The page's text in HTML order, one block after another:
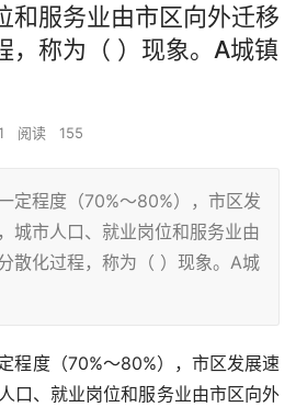
和服务业由市区向外迁移
，称为（ ）现象。A城镇
阅读 155
定程度（70%～80%），市区发
城市人口、就业岗位和服务业由
散化过程，称为（ ）现象。A城
程度（70%～80%），市区发展速
口、就业岗位和服务业由市区向外